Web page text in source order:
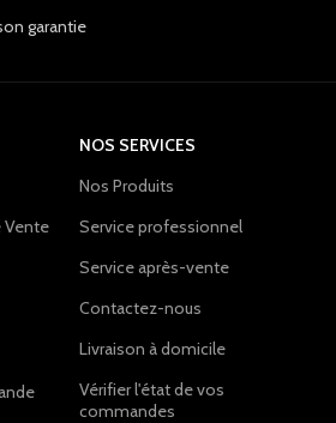
garantie
Vente
NOS SERVICES
Nos Produits
Service professionnel
Service après-vente
Contactez-nous
Livraison à domicile
Vérifier l'état de vos
commandes